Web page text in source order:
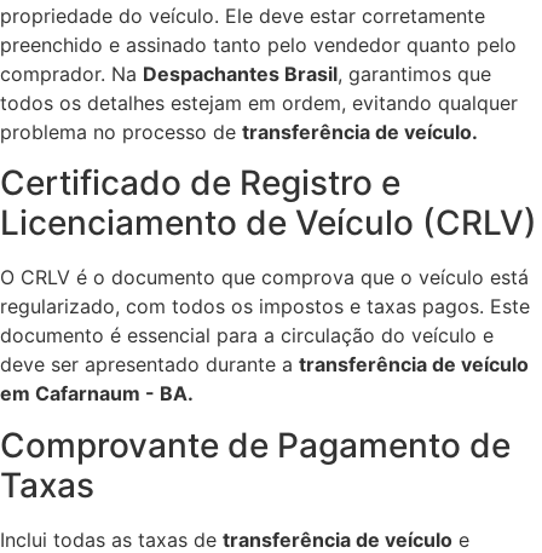
propriedade do veículo. Ele deve estar corretamente
preenchido e assinado tanto pelo vendedor quanto pelo
comprador. Na Despachantes Brasil, garantimos que
todos os detalhes estejam em ordem, evitando qualquer
problema no processo de transferência de veículo.
Certificado de Registro e
Licenciamento de Veículo (CRLV)
O CRLV é o documento que comprova que o veículo está
regularizado, com todos os impostos e taxas pagos. Este
documento é essencial para a circulação do veículo e
deve ser apresentado durante a transferência de veículo
em Cafarnaum - BA.
Comprovante de Pagamento de
Taxas
Inclui todas as taxas de transferência de veículo e